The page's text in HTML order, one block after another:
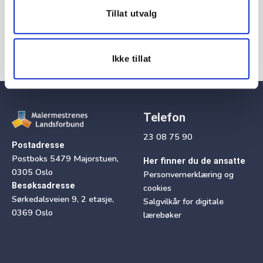
Tillat utvalg
Ikke tillat
Postadresse
Postboks 5479 Majorstuen,
0305 Oslo
Besøksadresse
Sørkedalsveien 9, 2 etasje,
0369 Oslo
Telefon
23 08 75 90
Her finner du de ansatte
Personvernerklæring og
cookies
Salgvilkår for digitale
lærebøker